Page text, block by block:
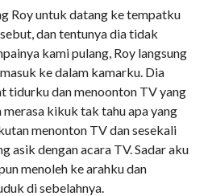
Roy untuk datang ke tempatku
dan tentunya dia tidak
kami pulang, Roy langsung
ke dalam kamarku. Dia
tidurku dan menoonton TV yang
kikuk tak tahu apa yang
menonton TV dan sesekali
asik dengan acara TV. Sadar aku
menoleh ke arahku dan
di sebelahnya.